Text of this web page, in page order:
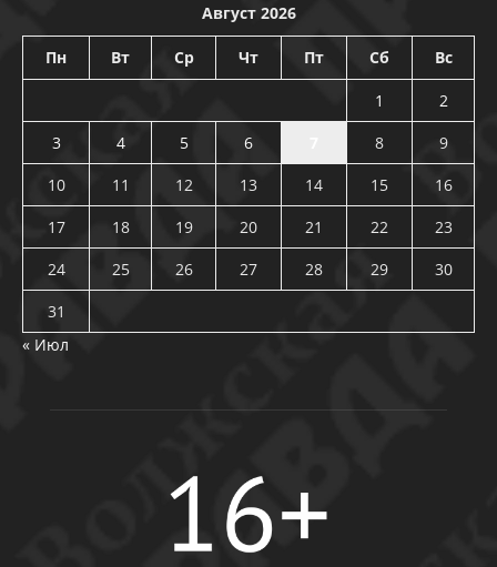
Август 2026
Пн Вт Ср Чт Пт Сб Вс
1
2
3
4 5 6 8
9
10
11 12 13 14 15
16
17
18 19 20 21 22
23
24
25 26 27 28 29
30
31
« Июл